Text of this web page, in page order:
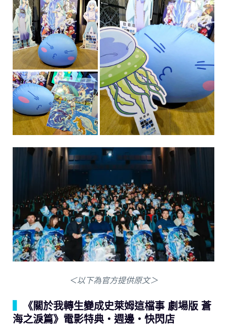
＜以下為官方提供原文＞
《關於我轉生變成史萊姆這檔事 劇場版 蒼
海之淚篇》電影特典・週邊・快閃店